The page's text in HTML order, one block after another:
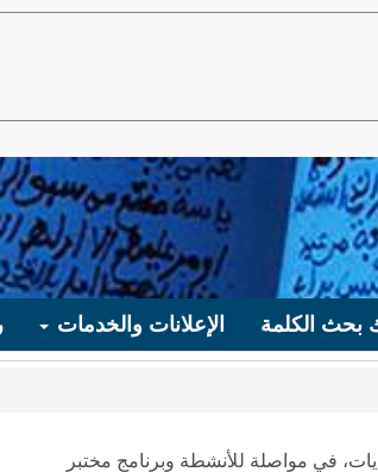
بحث الكلمة الإعلانات والخدمات
في مواصلة للأنشطة وبرنامج مختبر